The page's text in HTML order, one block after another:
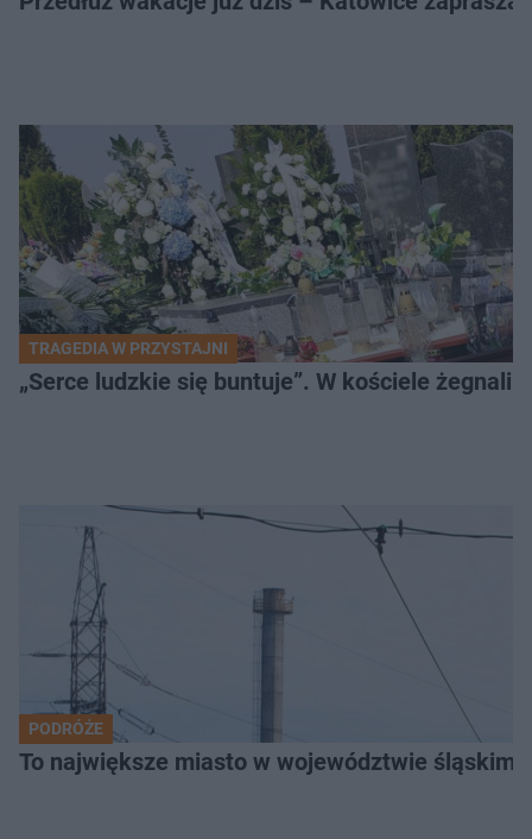
TRAGEDIA W PRZYSTAJNI
„Serce ludzkie się buntuje”. W kościele żegnali
PODRÓŻE
To największe miasto w województwie